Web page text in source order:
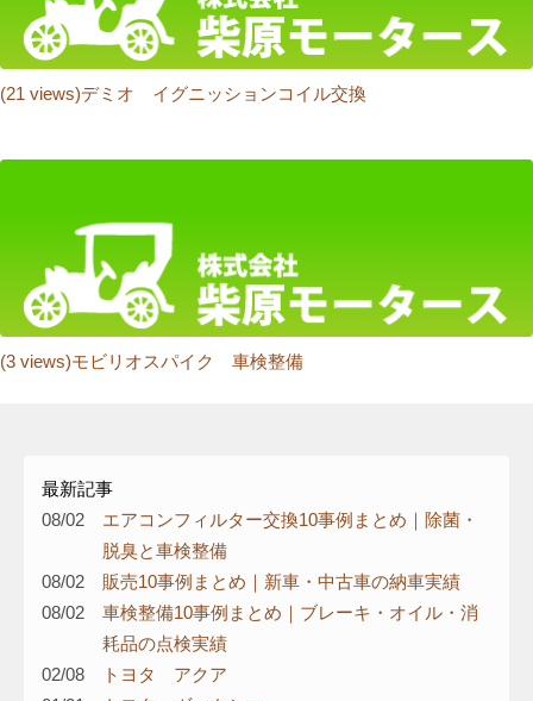
イプサム エアコンフィルター
(21 views)デミオ イグニッションコイル交換
(3 views)モビリオスパイク 車検整備
最新記事
08/02
エアコンフィルター交換10事例まとめ｜除菌・
脱臭と車検整備
08/02
販売10事例まとめ｜新車・中古車の納車実績
08/02
車検整備10事例まとめ｜ブレーキ・オイル・消
耗品の点検実績
02/08
トヨタ アクア